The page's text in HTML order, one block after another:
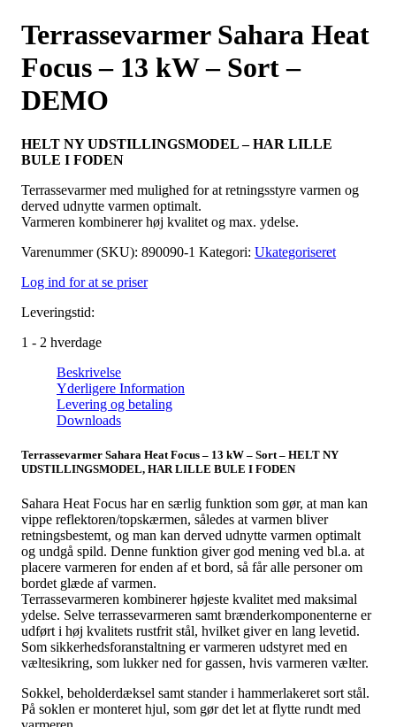
Terrassevarmer Sahara Heat
Focus – 13 kW – Sort –
DEMO
HELT NY UDSTILLINGSMODEL – HAR LILLE
BULE I FODEN
Terrassevarmer med mulighed for at retningsstyre varmen og
derved udnytte varmen optimalt.
Varmeren kombinerer høj kvalitet og max. ydelse.
Varenummer (SKU): 890090-1 Kategori: Ukategoriseret
Log ind for at se priser
Leveringstid:
1 - 2 hverdage
Beskrivelse
Yderligere Information
Levering og betaling
Downloads
Terrassevarmer Sahara Heat Focus – 13 kW – Sort – HELT NY
UDSTILLINGSMODEL, HAR LILLE BULE I FODEN
Sahara Heat Focus har en særlig funktion som gør, at man kan
vippe reflektoren/topskærmen, således at varmen bliver
retningsbestemt, og man kan derved udnytte varmen optimalt
og undgå spild. Denne funktion giver god mening ved bl.a. at
placere varmeren for enden af et bord, så får alle personer om
bordet glæde af varmen.
Terrassevarmeren kombinerer højeste kvalitet med maksimal
ydelse. Selve terrassevarmeren samt brænderkomponenterne er
udført i høj kvalitets rustfrit stål, hvilket giver en lang levetid.
Som sikkerhedsforanstaltning er varmeren udstyret med en
væltesikring, som lukker ned for gassen, hvis varmeren vælter.
Sokkel, beholderdæksel samt stander i hammerlakeret sort stål.
På soklen er monteret hjul, som gør det let at flytte rundt med